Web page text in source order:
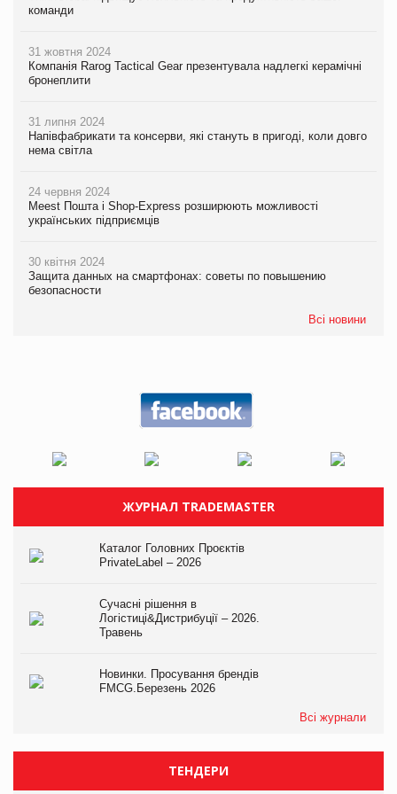
команди
31 жовтня 2024
Компанія Rarog Tactical Gear презентувала надлегкі керамічні
бронеплити
31 липня 2024
Напівфабрикати та консерви, які стануть в пригоді, коли довго
нема світла
24 червня 2024
Meest Пошта і Shop-Express розширюють можливості
українських підприємців
30 квітня 2024
Защита данных на смартфонах: советы по повышению
безопасности
Всі новини
ЖУРНАЛ TRADEMASTER
Каталог Головних Проєктів
PrivateLabel – 2026
Сучасні рішення в
Логістиці&Дистрибуції – 2026.
Травень
Новинки. Просування брендів
FMCG.Березень 2026
Всі журнали
ТЕНДЕРИ